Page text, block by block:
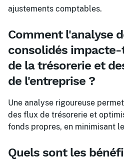
ajustements comptables.
Comment l'analyse
consolidés
de la trésorerie et
de l'entreprise ?
Une analyse rigoureuse
des flux de trésorerie et
fonds propres, en minimisant
Quels sont les